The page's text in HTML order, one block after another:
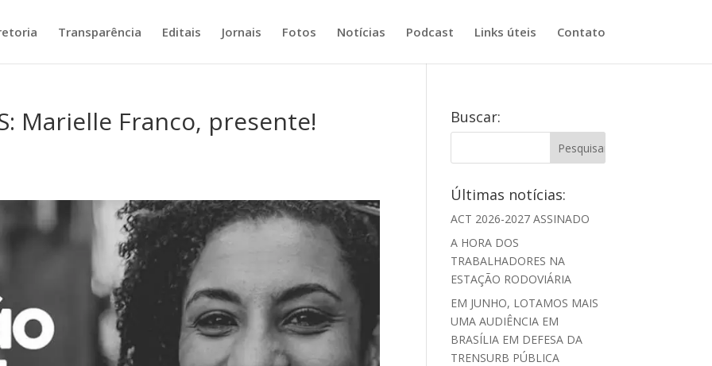
Transparência Editais Jornais Fotos Notícias Podcast Links úteis Contato
Marielle Franco, presente! Buscar:
Últimas notícias:
ACT 2026-2027 ASSINADO
A HORA DOS
TRABALHADORES NA
ESTAÇÃO RODOVIÁRIA
EM JUNHO, LOTAMOS MAIS
UMA AUDIÊNCIA EM
BRASÍLIA EM DEFESA DA
TRENSURB PÚBLICA